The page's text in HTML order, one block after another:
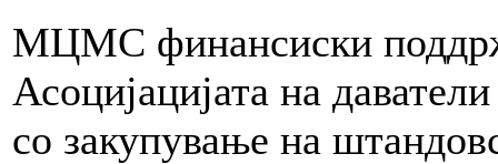
МЦМС финансиски
Асоцијацијата на
со закупување на